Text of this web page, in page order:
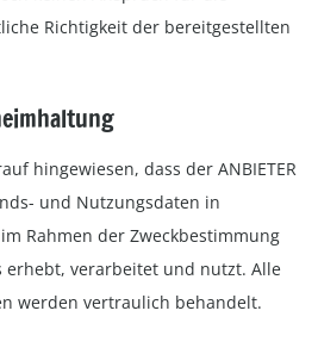
Richtigkeit der bereitgestellten
hingewiesen, dass der ANBIETER
und Nutzungsdaten in
Rahmen der Zweckbestimmung
erhebt, verarbeitet und nutzt. Alle
werden vertraulich behandelt.